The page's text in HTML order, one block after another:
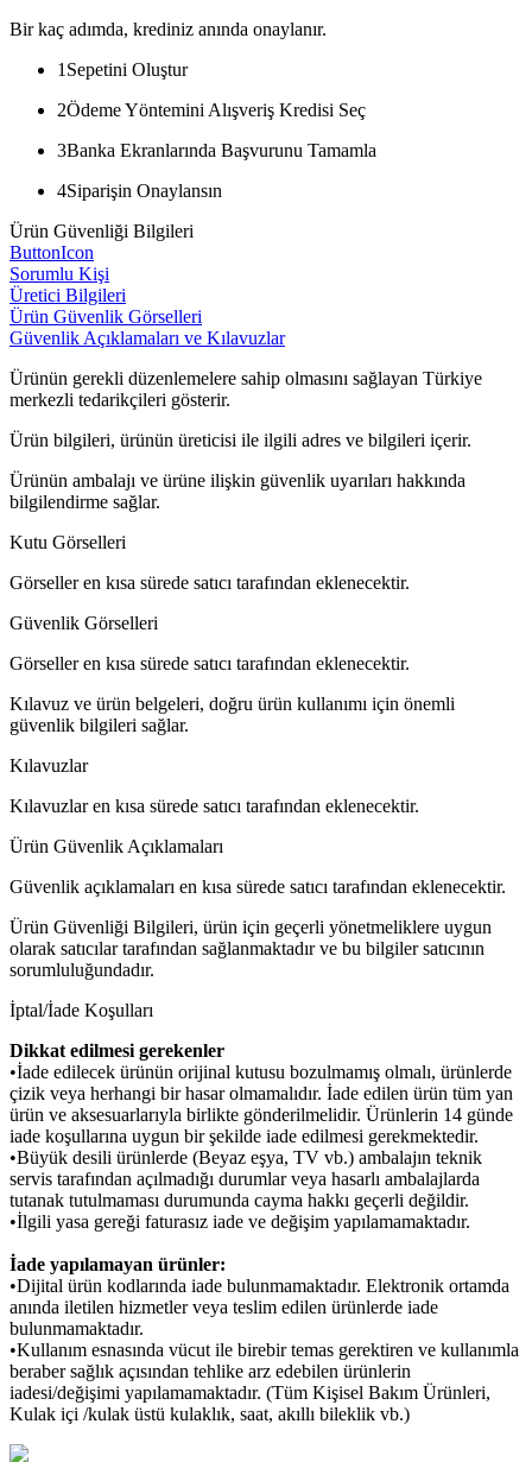
Bir kaç adımda, krediniz anında onaylanır.
1 Sepetini Oluştur
2Ödeme Yöntemini Alışveriş Kredisi Seç
3Banka Ekranlarında Başvurunu Tamamla
4Siparişin Onaylansın
Ürün Güvenliği Bilgileri
ButtonIcon
Sorumlu Kişi
Üretici Bilgileri
Ürün Güvenlik Görselleri
Güvenlik Açıklamaları ve Kılavuzlar
Ürünün gerekli düzenlemelere sahip olmasını sağlayan Türkiye
merkezli tedarikçileri gösterir.
Ürün bilgileri, ürünün üreticisi ile ilgili adres ve bilgileri içerir.
Ürünün ambalajı ve ürüne ilişkin güvenlik uyarıları hakkında
bilgilendirme sağlar.
Kutu Görselleri
Görseller en kısa sürede satıcı tarafından eklenecektir.
Güvenlik Görselleri
Görseller en kısa sürede satıcı tarafından eklenecektir.
Kılavuz ve ürün belgeleri, doğru ürün kullanımı için önemli
güvenlik bilgileri sağlar.
Kılavuzlar
Kılavuzlar en kısa sürede satıcı tarafından eklenecektir.
Ürün Güvenlik Açıklamaları
Güvenlik açıklamaları en kısa sürede satıcı tarafından eklenecektir.
Ürün Güvenliği Bilgileri, ürün için geçerli yönetmeliklere uygun
olarak satıcılar tarafından sağlanmaktadır ve bu bilgiler satıcının
sorumluluğundadır.
İptal/İade Koşulları
Dikkat edilmesi gerekenler
•İade edilecek ürünün orijinal kutusu bozulmamış olmalı, ürünlerde
çizik veya herhangi bir hasar olmamalıdır. İade edilen ürün tüm yan
ürün ve aksesuarlarıyla birlikte gönderilmelidir. Ürünlerin 14 günde
iade koşullarına uygun bir şekilde iade edilmesi gerekmektedir.
•Büyük desili ürünlerde (Beyaz eşya, TV vb.) ambalajın teknik
servis tarafından açılmadığı durumlar veya hasarlı ambalajlarda
tutanak tutulmaması durumunda cayma hakkı geçerli değildir.
•İlgili yasa gereği faturasız iade ve değişim yapılamamaktadır.
İade yapılamayan ürünler:
•Dijital ürün kodlarında iade bulunmamaktadır. Elektronik ortamda
anında iletilen hizmetler veya teslim edilen ürünlerde iade
bulunmamaktadır.
•Kullanım esnasında vücut ile birebir temas gerektiren ve kullanımla
beraber sağlık açısından tehlike arz edebilen ürünlerin
iadesi/değişimi yapılamamaktadır. (Tüm Kişisel Bakım Ürünleri,
Kulak içi /kulak üstü kulaklık, saat, akıllı bileklik vb.)